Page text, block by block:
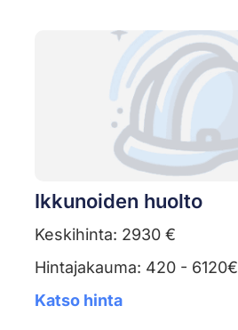
Ikkunoiden huolto
Keskihinta: 2930 €
Hintajakauma: 420 - 6120€
Katso hinta